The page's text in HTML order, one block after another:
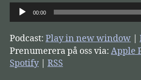
j
u
d
s
00:00
Podcast: Play in new window
Prenumerera på oss via: Apple
Spotify| RSS